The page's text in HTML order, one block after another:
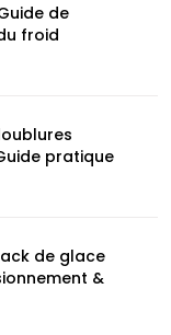
de
froid
pratique
de glace
&